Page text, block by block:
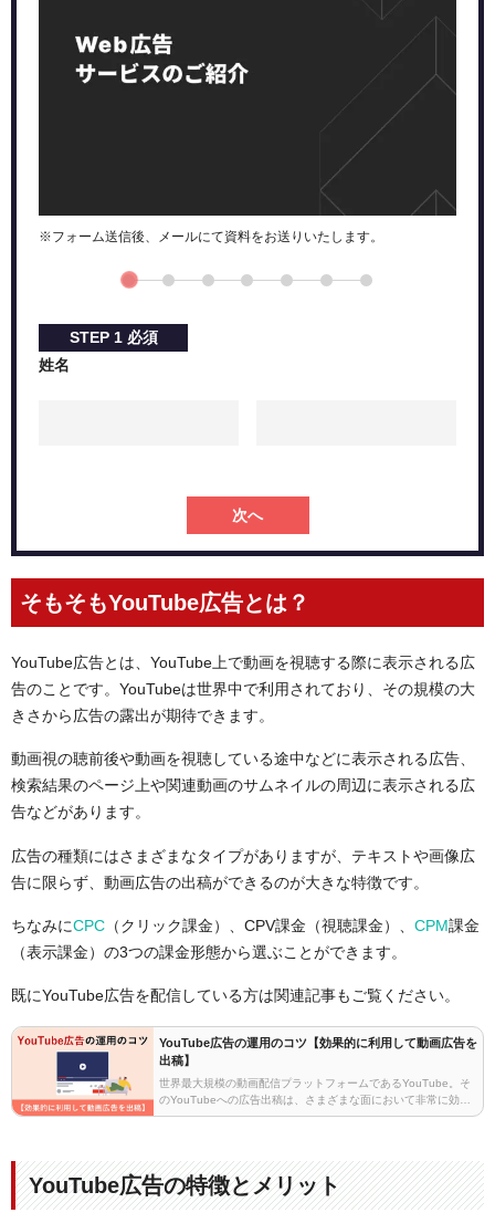
YouTubeアカウントを用意する
広告用の動画を用意する
①YouTubeに完成した動画をアップロードする
②Google広告からYouTube動画広告のキャンペーンを作成する
③動画広告キャンペーンの「達成したい目標」を選択する
④動画広告キャンペーンの詳細情報を記入する
⑤動画広告キャンペーンで配信をするターゲットを設定する
⑥動画広告キャンペーンのグループを作成する
YouTube広告をうまく運用するためのポイント
※フォーム送信後、メールにて資料をお送りいたします。
STEP 1 必須
姓名
次へ
そもそもYouTube広告とは？
YouTube広告とは、YouTube上で動画を視聴する際に表示される広
告のことです。YouTubeは世界中で利用されており、その規模の大
きさから広告の露出が期待できます。
動画視の聴前後や動画を視聴している途中などに表示される広告、
検索結果のページ上や関連動画のサムネイルの周辺に表示される広
告などがあります。
広告の種類にはさまざまなタイプがありますが、テキストや画像広
告に限らず、動画広告の出稿ができるのが大きな特徴です。
ちなみにCPC （クリック課金）、CPV課金（視聴課金）、 CPM課金
（表示課金）の3つの課金形態から選ぶことができます。
既にYouTube広告を配信している方は関連記事もご覧ください。
YouTube広告の運用のコツ【効果的に利用して動画広告を
出稿】
世界最大規模の動画配信プラットフォームであるYouTube。そ
のYouTubeへの広告出稿は、さまざまな面において非常に効果
的です。動画広告の市場は近年成長傾向にあり、今後しばらく
YouTube広告の特徴とメリット